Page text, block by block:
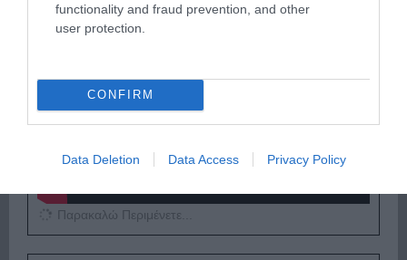
functionality and fraud prevention, and other
user protection.
CONFIRM
Data Deletion Data Access Privacy Policy
Παρακαλώ Περιμένετε...